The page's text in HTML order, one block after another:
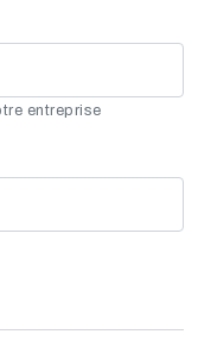
entreprise